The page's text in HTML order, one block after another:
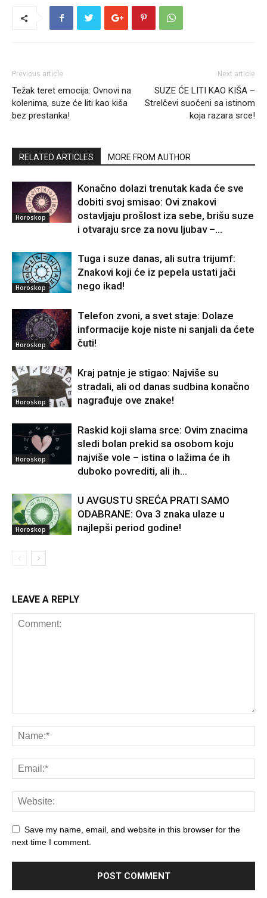
Previous article
Težak teret emocija: Ovnovi na
kolenima, suze će liti kao kiša
bez prestanka!
Next article
SUZE ĆE LITI KAO KIŠA –
Strelčevi suočeni sa istinom
koja razara srce!
RELATED ARTICLES MORE FROM AUTHOR
Horoskop
Konačno dolazi trenutak kada će sve
dobiti svoj smisao: Ovi znakovi
ostavljaju prošlost iza sebe, brišu suze
i otvaraju srce za novu ljubav –...
Horoskop
Tuga i suze danas, ali sutra trijumf:
Znakovi koji će iz pepela ustati jači
nego ikad!
Horoskop
Telefon zvoni, a svet staje: Dolaze
informacije koje niste ni sanjali da ćete
čuti!
Horoskop
Kraj patnje je stigao: Najviše su
stradali, ali od danas sudbina konačno
nagrađuje ove znake!
Horoskop
Raskid koji slama srce: Ovim znacima
sledi bolan prekid sa osobom koju
najviše vole – istina o lažima će ih
duboko povrediti, ali ih...
Horoskop
U AVGUSTU SREĆA PRATI SAMO
ODABRANE: Ova 3 znaka ulaze u
najlepši period godine!
LEAVE A REPLY
Save my name, email, and website in this browser for the
next time I comment.